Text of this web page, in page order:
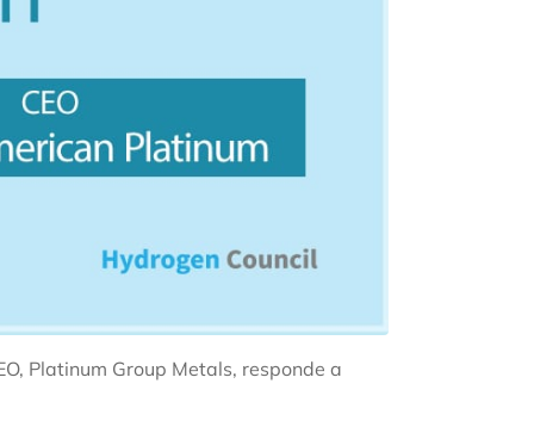
Platinum Group Metals, responde a